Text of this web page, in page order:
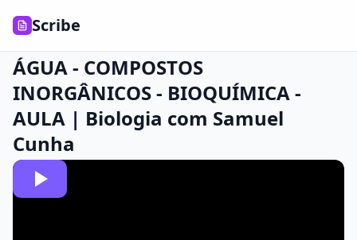
Scribe
ÁGUA - COMPOSTOS
INORGÂNICOS - BIOQUÍMICA -
AULA | Biologia com Samuel
Cunha